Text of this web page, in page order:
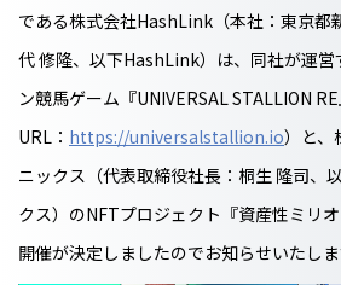
である株式会社HashLink（本社：東京都
代 修隆、以下HashLink）は、同社が運営
ン競馬ゲーム『UNIVERSAL STALLION
URL： https://universalstallion.io）と、
ニックス（代表取締役社長：桐生 隆司、
クス）のNFTプロジェクト『資産性ミリ
開催が決定しましたのでお知らせいたしま